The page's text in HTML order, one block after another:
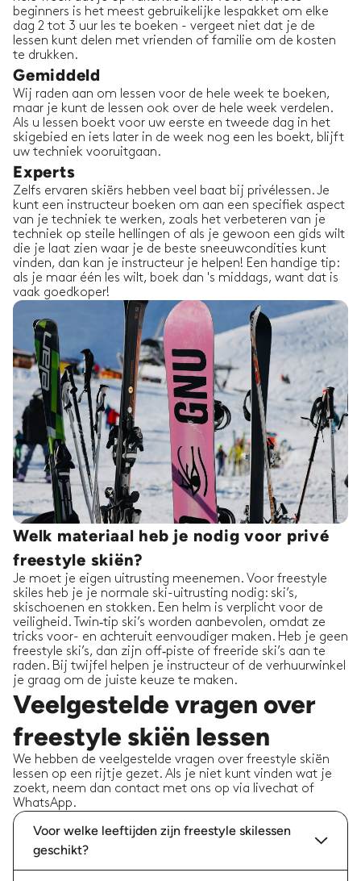
beginners is het meest gebruikelijke lespakket om elke
dag 2 tot 3 uur les te boeken - vergeet niet dat je de
lessen kunt delen met vrienden of familie om de kosten
te drukken.
Gemiddeld
Wij raden aan om lessen voor de hele week te boeken,
maar je kunt de lessen ook over de hele week verdelen.
Als u lessen boekt voor uw eerste en tweede dag in het
skigebied en iets later in de week nog een les boekt, blijft
uw techniek vooruitgaan.
Experts
Zelfs ervaren skiërs hebben veel baat bij privélessen. Je
kunt een instructeur boeken om aan een specifiek aspect
van je techniek te werken, zoals het verbeteren van je
techniek op steile hellingen of als je gewoon een gids wilt
die je laat zien waar je de beste sneeuwcondities kunt
vinden, dan kan je instructeur je helpen! Een handige tip:
als je maar één les wilt, boek dan 's middags, want dat is
vaak goedkoper!
Welk materiaal heb je nodig voor privé
freestyle skiën?
Je moet je eigen uitrusting meenemen. Voor freestyle
skiles heb je je normale ski-uitrusting nodig: ski’s,
skischoenen en stokken. Een helm is verplicht voor de
veiligheid. Twin‑tip ski’s worden aanbevolen, omdat ze
tricks voor- en achteruit eenvoudiger maken. Heb je geen
freestyle ski’s, dan zijn off‑piste of freeride ski’s aan te
raden. Bij twijfel helpen je instructeur of de verhuurwinkel
je graag om de juiste keuze te maken.
Veelgestelde vragen over
freestyle skiën lessen
We hebben de veelgestelde vragen over freestyle skiën
lessen op een rijtje gezet. Als je niet kunt vinden wat je
zoekt, neem dan contact met ons op via livechat of
WhatsApp.
Voor welke leeftijden zijn freestyle skilessen
geschikt?